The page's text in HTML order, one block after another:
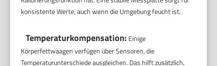
konsistente Werte, auch wenn die Umgebung feucht ist.
Temperaturkompensation: Einige
Körperfettwaagen verfügen über Sensoren, die
Temperaturunterschiede ausgleichen. Das hilft zusätzlich,